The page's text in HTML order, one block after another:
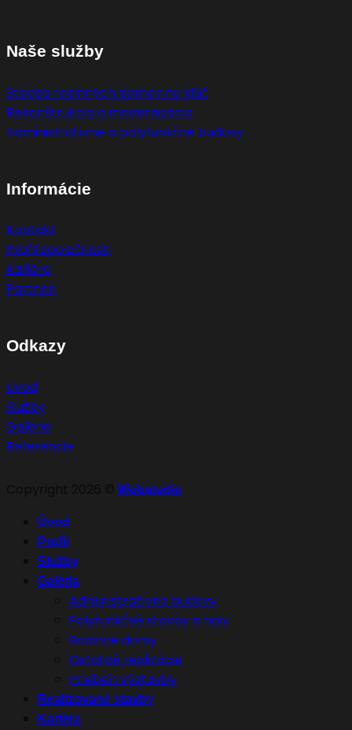
Naše služby
Stavba rodinných domov na kľúč
Rekonštrukcia a modernizácia
Administratívne a polyfunkčné budovy
Informácie
Kontakt
Profil spoločnosti
Kariéra
Partneri
Odkazy
Úvod
Služby
Galéria
Referencie
Webstudio
Úvod
Profil
Služby
Galéria
Administratívne budovy
Polyfunkčné stavby a haly
Rodinné domy
Ostatné realizácie
Priebeh výstavby
Realizované stavby
Kariéra